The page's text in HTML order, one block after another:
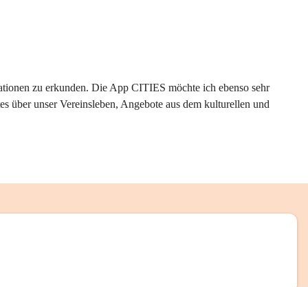
zu erkunden. Die App CITIES möchte ich ebenso sehr
über unser Vereinsleben, Angebote aus dem kulturellen und